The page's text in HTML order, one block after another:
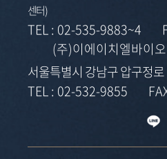
센터)
TEL : 02-535-9883~4
(주)이에이치엘바이오
서울특별시 강남구 압구정
TEL : 02-532-9855